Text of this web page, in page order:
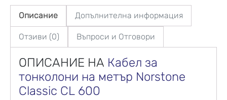
Описание Допълнителна информация
Отзиви (0) Въпроси и Отговори
ОПИСАНИЕ НА Кабел за
тонколони на метър Norstone
Classic CL 600